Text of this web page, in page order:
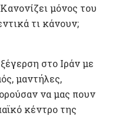
μόνος του
τι κάνουν;
στο Ιράν με
μαντήλες,
να μας πουν
κέντρο της